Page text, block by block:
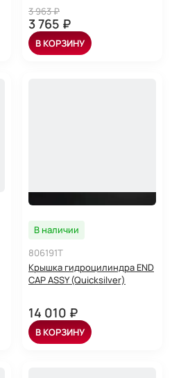
3 963 ₽
3 765 ₽
В КОРЗИНУ
В наличии
806191T
Крышка гидроцилиндра END
CAP ASSY (Quicksilver)
14 010 ₽
В КОРЗИНУ